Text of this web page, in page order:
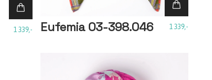
1 339,- Eufemia 03-398.046 1 339,-